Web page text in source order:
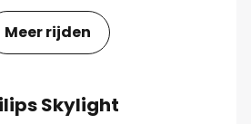
Meer rijden
Skylight